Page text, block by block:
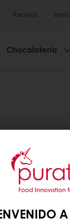
Recetas
Chocolatería
A